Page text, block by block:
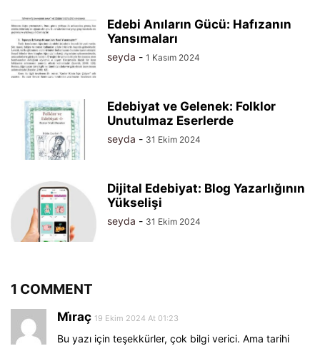
Edebi Anıların Gücü: Hafızanın
Yansımaları
seyda - 1 Kasım 2024
Edebiyat ve Gelenek: Folklor
Unutulmaz Eserlerde
seyda - 31 Ekim 2024
Dijital Edebiyat: Blog Yazarlığının
Yükselişi
seyda - 31 Ekim 2024
1 COMMENT
Mi̇raç 19 Ekim 2024 At 01:23
Bu yazı için teşekkürler, çok bilgi verici. Ama tarihi